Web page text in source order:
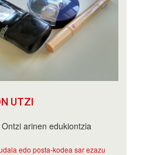
UTZI
Ontzi arinen edukiontzia
edo posta-kodea sar ezazu